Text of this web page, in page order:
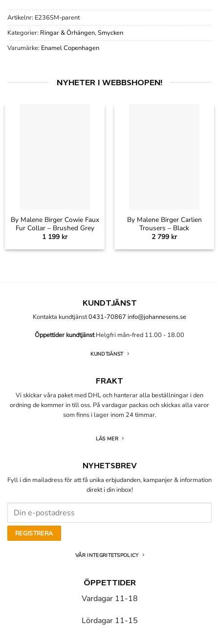
Artikelnr: E236SM-parent
Kategorier: Ringar & Örhängen, Smycken
Varumärke: Enamel Copenhagen
NYHETER I WEBBSHOPEN!
By Malene Birger Cowie Faux
Fur Collar – Brushed Grey
1 199 kr
By Malene Birger Carlien
Trousers – Black
2 799 kr
KUNDTJÄNST
Kontakta kundtjänst0431-70867 info@johannesens.se
Öppettider kundtjänstHelgfri mån-fred 11.00 - 18.00
KUNDTJÄNST
FRAKT
Vi skickar våra paket med DHL och hanterar alla beställningar i den
ordning de kommer in till oss. På vardagar packas och skickas alla varor
som finns i lager inom 24 timmar.
LÄS MER
NYHETSBREV
Fyll i din mailadress för att få unika erbjudanden, kampanjer & information
direkt i din inbox!
VÅR INTEGRITETSPOLICY
ÖPPETTIDER
Vardagar 11-18
Lördagar 11-15